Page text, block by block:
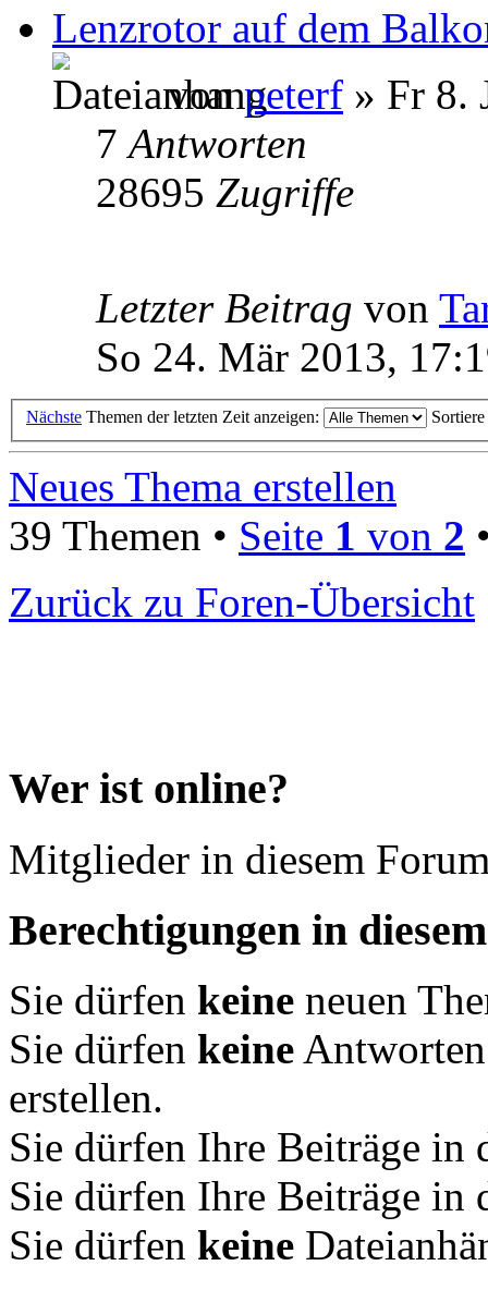
Lenzrotor auf dem
vonpeterf » Fr 8.
7Antworten
28695 Zugriffe
Letzter Beitrag von
So 24. Mär 2013,
Nächste Themen der letzten Zeit anzeigen:
Neues Thema erstellen
39 Themen • Seite 1 von 2
Zurück zu Foren-Übersicht
Wer ist online?
Mitglieder in diesem
Berechtigungen in
Sie dürfen keine neuen
Sie dürfen keine
erstellen.
Sie dürfen Ihre Beiträge in
Sie dürfen Ihre Beiträge in
Sie dürfen keine